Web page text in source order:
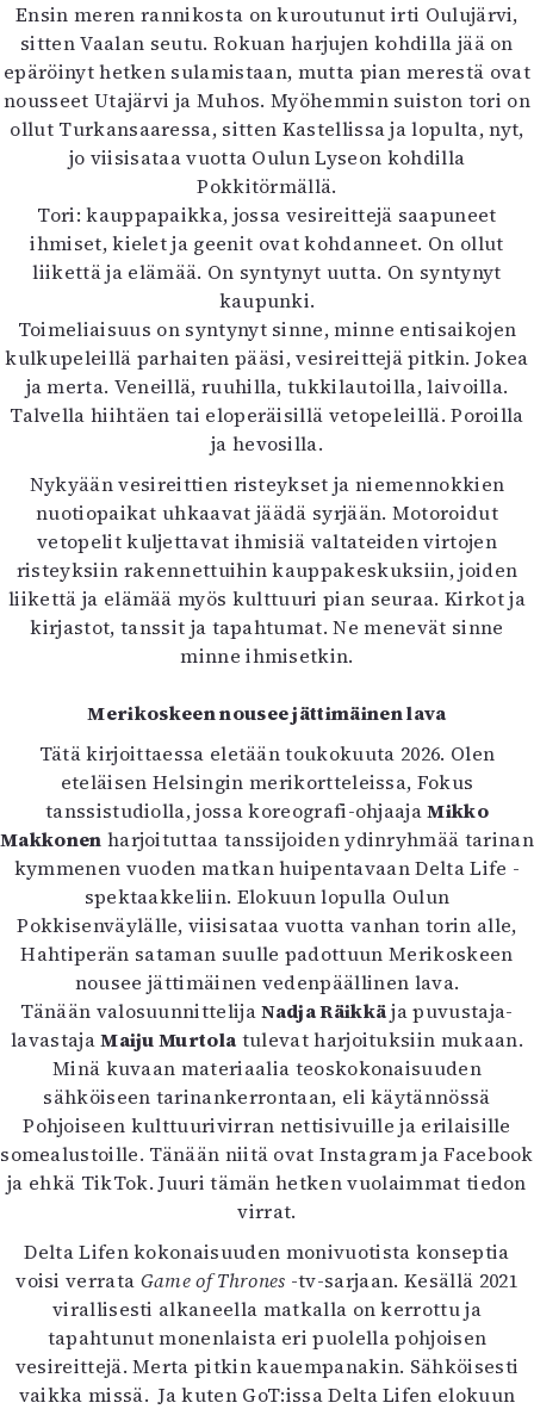
Info
Tilaus ja irtonumerot
Yhteistyössä
Toimitus
Mediatiedot
Kaltio ry
Ensin meren rannikosta on kuroutunut irti Oulujärvi,
sitten Vaalan seutu. Rokuan harjujen kohdilla jää on
epäröinyt hetken sulamistaan, mutta pian merestä ovat
nousseet Utajärvi ja Muhos. Myöhemmin suiston tori on
ollut Turkansaaressa, sitten Kastellissa ja lopulta, nyt,
jo viisisataa vuotta Oulun Lyseon kohdilla
Pokkitörmällä.
Tori: kauppapaikka, jossa vesireittejä saapuneet
ihmiset, kielet ja geenit ovat kohdanneet. On ollut
liikettä ja elämää. On syntynyt uutta. On syntynyt
kaupunki.
Toimeliaisuus on syntynyt sinne, minne entisaikojen
kulkupeleillä parhaiten pääsi, vesireittejä pitkin. Jokea
ja merta. Veneillä, ruuhilla, tukkilautoilla, laivoilla.
Talvella hiihtäen tai eloperäisillä vetopeleillä. Poroilla
ja hevosilla.
Nykyään vesireittien risteykset ja niemennokkien
nuotiopaikat uhkaavat jäädä syrjään. Motoroidut
vetopelit kuljettavat ihmisiä valtateiden virtojen
risteyksiin rakennettuihin kauppakeskuksiin, joiden
liikettä ja elämää myös kulttuuri pian seuraa. Kirkot ja
kirjastot, tanssit ja tapahtumat. Ne menevät sinne
minne ihmisetkin.
Merikoskeen nousee jättimäinen lava
Tätä kirjoittaessa eletään toukokuuta 2026. Olen
eteläisen Helsingin merikortteleissa, Fokus
tanssistudiolla, jossa koreografi-ohjaajaMikko
Makkonen harjoituttaa tanssijoiden ydinryhmää tarinan
kymmenen vuoden matkan huipentavaan Delta Life -
spektaakkeliin. Elokuun lopulla Oulun
Pokkisenväylälle, viisisataa vuotta vanhan torin alle,
Hahtiperän sataman suulle padottuun Merikoskeen
nousee jättimäinen vedenpäällinen lava.
Tänään valosuunnittelijaNadja Räikkäja puvustaja-
lavastajaMaiju Murtola tulevat harjoituksiin mukaan.
Minä kuvaan materiaalia teoskokonaisuuden
sähköiseen tarinankerrontaan, eli käytännössä
Pohjoiseen kulttuurivirran nettisivuille ja erilaisille
somealustoille. Tänään niitä ovat Instagram ja Facebook
ja ehkä TikTok. Juuri tämän hetken vuolaimmat tiedon
virrat.
Delta Lifen kokonaisuuden monivuotista konseptia
voisi verrata Game of Thrones -tv-sarjaan. Kesällä 2021
virallisesti alkaneella matkalla on kerrottu ja
tapahtunut monenlaista eri puolella pohjoisen
vesireittejä. Merta pitkin kauempanakin. Sähköisesti
vaikka missä. Ja kuten GoT:issa Delta Lifen elokuun